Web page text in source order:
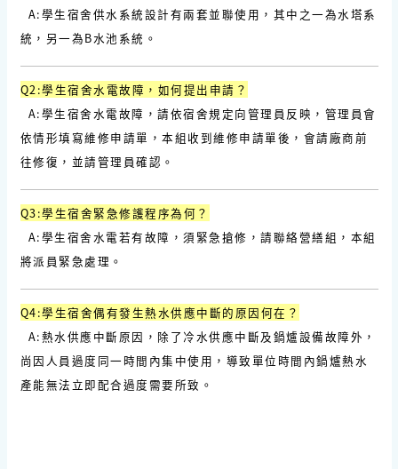
A:學生宿舍供水系統設計有兩套並聯使用，其中之一為水塔系
統，另一為B水池系統。
Q2:學生宿舍水電故障，如何提出申請？
A:學生宿舍水電故障，請依宿舍規定向管理員反映，管理員會
依情形填寫維修申請單，本組收到維修申請單後，會請廠商前
往修復，並請管理員確認。
Q3:學生宿舍緊急修護程序為何？
A:學生宿舍水電若有故障，須緊急搶修，請聯絡營繕組，本組
將派員緊急處理 。
Q4:學生宿舍偶有發生熱水供應中斷的原因何在？
A:熱水供應中斷原因，除了冷水供應中斷及鍋爐設備故障外，
尚因人員過度同一時間內集中使用，導致單位時間內鍋爐熱水
產能無法立即配合過度需要所致。